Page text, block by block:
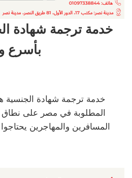
خدمة ترجمة شهادة
بأسرع
خدمة ترجمة شهادة
المطلوبة في مصر على نطاق
المسافرين والمهاجرين